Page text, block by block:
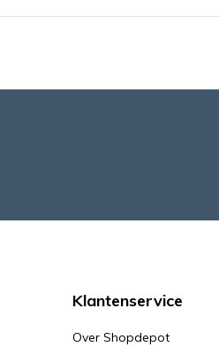
Klantenservice
Over Shopdepot